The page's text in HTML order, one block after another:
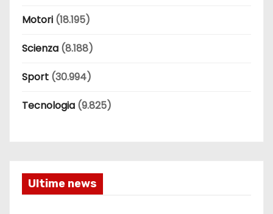
Motori (18.195)
Scienza (8.188)
Sport (30.994)
Tecnologia (9.825)
Ultime news